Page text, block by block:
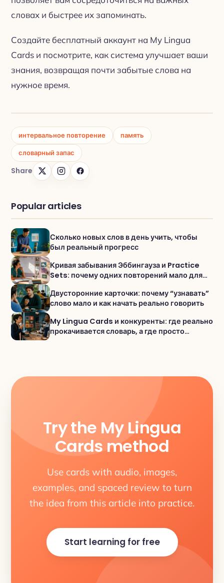
словах и быстрее их запоминать.
Создайте бесплатный аккаунт на My Lingua
Cards и посмотрите, как система улучшает ваши
знания, возвращая почти забытые слова на
нужное время.
интервальное повторение
память
словарный запас
Share
Popular articles
Сколько новых слов в день учить, чтобы
был реальный прогресс
Кривая забывания Эббингауза и Practice
Sets: почему одних повторений мало для
Двусторонние карточки: почему “узнавать”
слово мало и как начать реально говорить
My Lingua Cards и конкуренты: где реально
прокачивается словарь, а где просто
Try the My Lingua
Cards method
Use cards with audio, images,
examples, and spaced review to turn
the idea from this article into practice.
Start learning for free